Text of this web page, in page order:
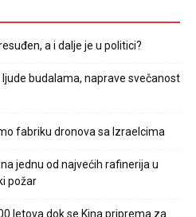
a i dalje je u politici?
ljude budalama, naprave svečanost
fabriku dronova sa Izraelcima
jednu od najvećih rafinerija u
požar
letova dok se Kina priprema za